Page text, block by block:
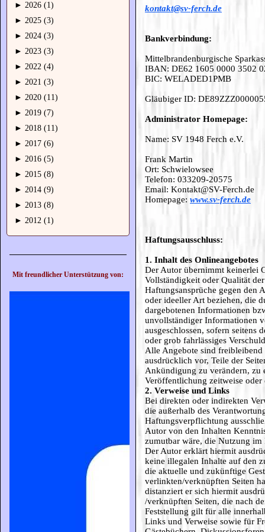
► 2026 (1)
► 2025 (3)
► 2024 (3)
► 2023 (3)
► 2022 (4)
► 2021 (3)
► 2020 (11)
► 2019 (7)
► 2018 (11)
► 2017 (6)
► 2016 (5)
► 2015 (8)
► 2014 (9)
► 2013 (8)
► 2012 (1)
Mit freundlicher Unterstützung von:
kontakt@sv-ferch.de
Bankverbindung:
Mittelbrandenburgische
IBAN: DE62 1605 0000 3502
BIC: WELADED1PMB
Gläubiger ID:
Administrator Homepage:
Name: SV 1948 Ferch e.V.
Frank Martin
Ort: Schwielowsee
Telefon: 033209-20575
Email: Kontakt@SV-Ferch.de
Homepage: www.sv-ferch.de
Haftungsausschluss:
1. Inhalt des Onlineangebotes
Der Autor übernimmt keinerlei
Vollständigkeit oder Qualität
Haftungsansprüche gegen den
oder ideeller Art beziehen, die
dargebotenen Informationen
unvollständiger Informationen
ausgeschlossen, sofern seitens
oder grob fahrlässiges
Alle Angebote sind
ausdrücklich vor, Teile der
Ankündigung zu verändern, zu
Veröffentlichung zeitweise
2. Verweise und Links
Bei direkten oder indirekten
die außerhalb des
Haftungsverpflichtung
Autor von den Inhalten
zumutbar wäre, die Nutzung
Der Autor erklärt hiermit
keine illegalen Inhalte auf den
die aktuelle und zukünftige
verlinkten/verknüpften Seiten
distanziert er sich hiermit
/verknüpften Seiten, die nach
Feststellung gilt für alle
Links und Verweise sowie für